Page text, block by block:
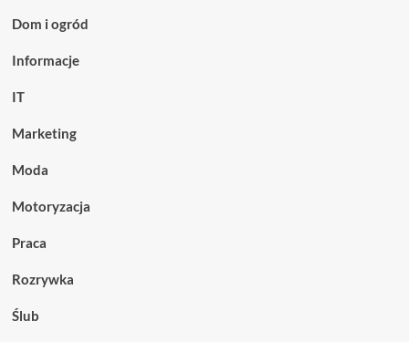
Dom i ogród
Informacje
IT
Marketing
Moda
Motoryzacja
Praca
Rozrywka
Ślub